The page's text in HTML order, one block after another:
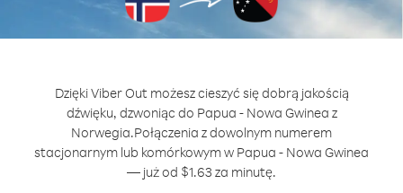
Dzięki Viber Out możesz cieszyć się dobrą jakością
dźwięku, dzwoniąc do Papua - Nowa Gwinea z
Norwegia.Połączenia z dowolnym numerem
stacjonarnym lub komórkowym w Papua - Nowa Gwinea
— już od $1.63 za minutę.